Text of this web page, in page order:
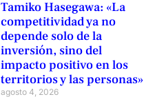
Tamiko Hasegawa: «La
competitividad ya no
depende solo de la
inversión, sino del
impacto positivo en los
territorios y las personas»
agosto 4, 2026